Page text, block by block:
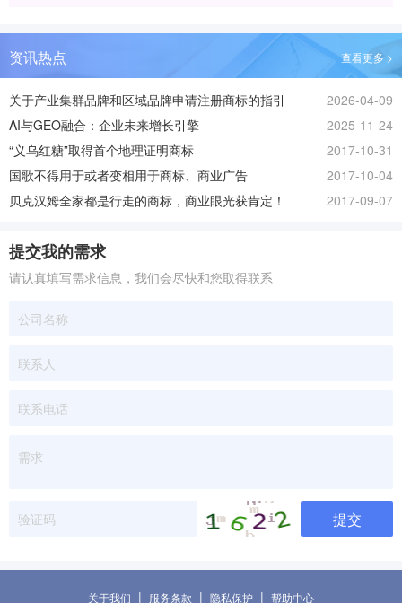
资讯热点 查看更多 >
关于产业集群品牌和区域品牌申请注册商标的指引
2026-04-09
AI与GEO融合：企业未来增长引擎
2025-11-24
“义乌红糖”取得首个地理证明商标
2017-10-31
国歌不得用于或者变相用于商标、商业广告
2017-10-04
贝克汉姆全家都是行走的商标，商业眼光获肯定！
2017-09-07
提交我的需求
请认真填写需求信息，我们会尽快和您取得联系
提交
关于我们 | 服务条款 | 隐私保护 | 帮助中心